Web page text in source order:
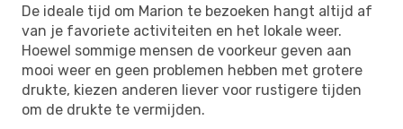
De ideale tijd om Marion te bezoeken hangt altijd af
van je favoriete activiteiten en het lokale weer.
Hoewel sommige mensen de voorkeur geven aan
mooi weer en geen problemen hebben met grotere
drukte, kiezen anderen liever voor rustigere tijden
om de drukte te vermijden.